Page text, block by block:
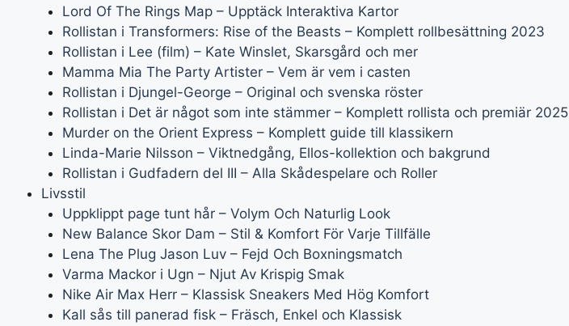
Lord Of The Rings Map – Upptäck Interaktiva Kartor
Rollistan i Transformers: Rise of the Beasts – Komplett rollbesättning 2023
Rollistan i Lee (film) – Kate Winslet, Skarsgård och mer
Mamma Mia The Party Artister – Vem är vem i casten
Rollistan i Djungel-George – Original och svenska röster
Rollistan i Det är något som inte stämmer – Komplett rollista och premiär 2025
Murder on the Orient Express – Komplett guide till klassikern
Linda-Marie Nilsson – Viktnedgång, Ellos-kollektion och bakgrund
Rollistan i Gudfadern del III – Alla Skådespelare och Roller
Livsstil
Uppklippt page tunt hår – Volym Och Naturlig Look
New Balance Skor Dam – Stil & Komfort För Varje Tillfälle
Lena The Plug Jason Luv – Fejd Och Boxningsmatch
Varma Mackor i Ugn – Njut Av Krispig Smak
Nike Air Max Herr – Klassisk Sneakers Med Hög Komfort
Kall sås till panerad fisk – Fräsch, Enkel och Klassisk